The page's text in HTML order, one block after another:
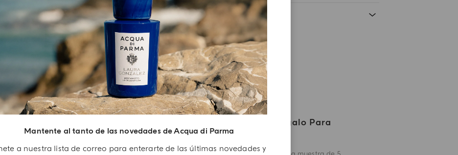
Mantente al tanto de las novedades de Acqua di Parma
a nuestra lista de correo para enterarte de las últimas novedades y
LISTADOS DE INGREDIENTES
EL ARTE DEL REGALO
Un Regalo Para